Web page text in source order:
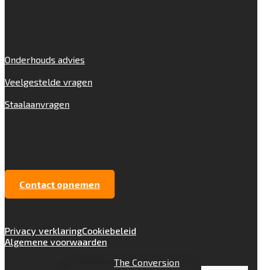
Onderhouds advies
Veelgestelde vragen
Staalaanvragen
Contact opnemen
Privacy verklaringCookiebeleid
Algemene voorwaarden
The Conversion